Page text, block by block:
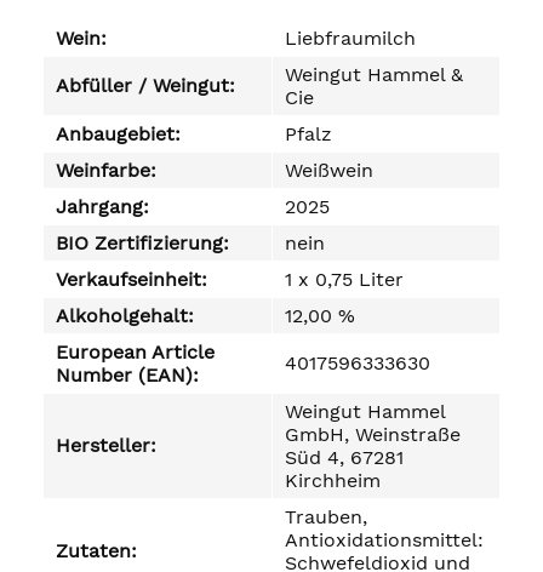
Wein: Liebfraumilch
Abfüller / Weingut:
Weingut Hammel &
Cie
Anbaugebiet:
Pfalz
Weinfarbe:
Weißwein
Jahrgang:
2025
BIO Zertifizierung:
nein
Verkaufseinheit:
1 x 0,75 Liter
Alkoholgehalt:
12,00 %
European Article
Number (EAN):
4017596333630
Hersteller:
Weingut Hammel
GmbH, Weinstraße
Süd 4, 67281
Kirchheim
Zutaten:
Trauben,
Antioxidationsmittel:
Schwefeldioxid und